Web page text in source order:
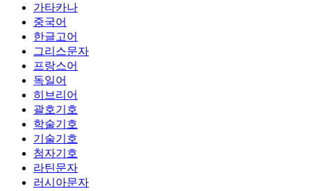
가타카나
중국어
한글고어
그리스문자
프랑스어
독일어
히브리어
괄호기호
학술기호
기술기호
첨자기호
라틴문자
러시아문자